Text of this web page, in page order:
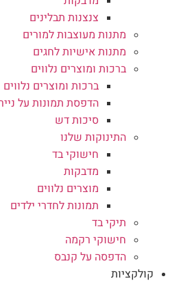
צנצנות תבלינים
מתנות מעוצבות למורים
מתנות אישיות לחגים
ברכות ומוצרים נלווים
ברכות ומוצרים נלווים
הדפסת תמונות על נייר
סיכות דש
התינוקות שלנו
חישוקי בד
מדבקות
מוצרים נלווים
תמונות לחדרי ילדים
תיקי בד
חישוקי רקמה
הדפסה על קנבס
קולקציות